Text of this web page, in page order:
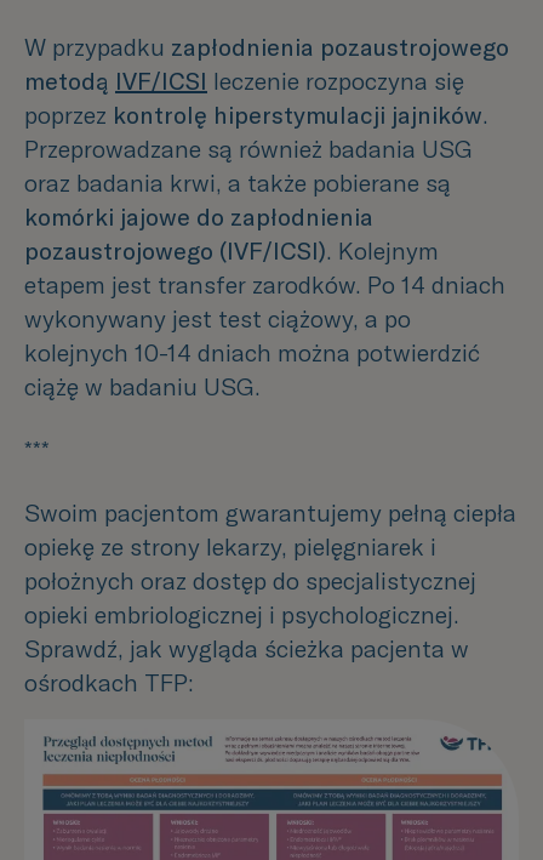
W przypadku zapłodnienia pozaustrojowego
metodą IVF/ICSI leczenie rozpoczyna się
poprzez kontrolę hiperstymulacji jajników.
Przeprowadzane są również badania USG
oraz badania krwi, a także pobierane są
komórki jajowe do zapłodnienia
pozaustrojowego (IVF/ICSI). Kolejnym
etapem jest transfer zarodków. Po 14 dniach
wykonywany jest test ciążowy, a po
kolejnych 10-14 dniach można potwierdzić
ciążę w badaniu USG.
***
Swoim pacjentom gwarantujemy pełną ciepła
opiekę ze strony lekarzy, pielęgniarek i
położnych oraz dostęp do specjalistycznej
opieki embriologicznej i psychologicznej.
Sprawdź, jak wygląda ścieżka pacjenta w
ośrodkach TFP: